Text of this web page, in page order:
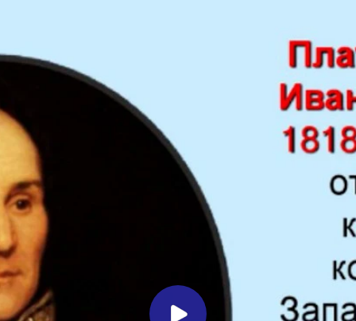
В Миллеровском краеведческом
музее состоялось памятное
мероприятие
Миллеровское ТВ 3 года назад